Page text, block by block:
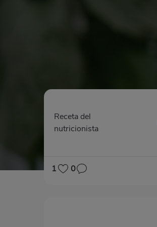
Receta del
nutricionista
1 0